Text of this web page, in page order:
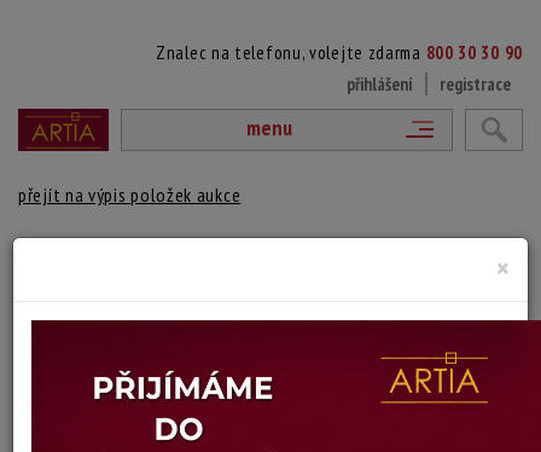
Znalec na telefonu, volejte zdarma 800 30 30 90
přihlášení
registrace
menu
přejít na výpis položek aukce
Autor:Dagmar M. Boehmová
vydraženo
signováno a datováno vpravo dole (rozená Rychlá), rámováno v
×